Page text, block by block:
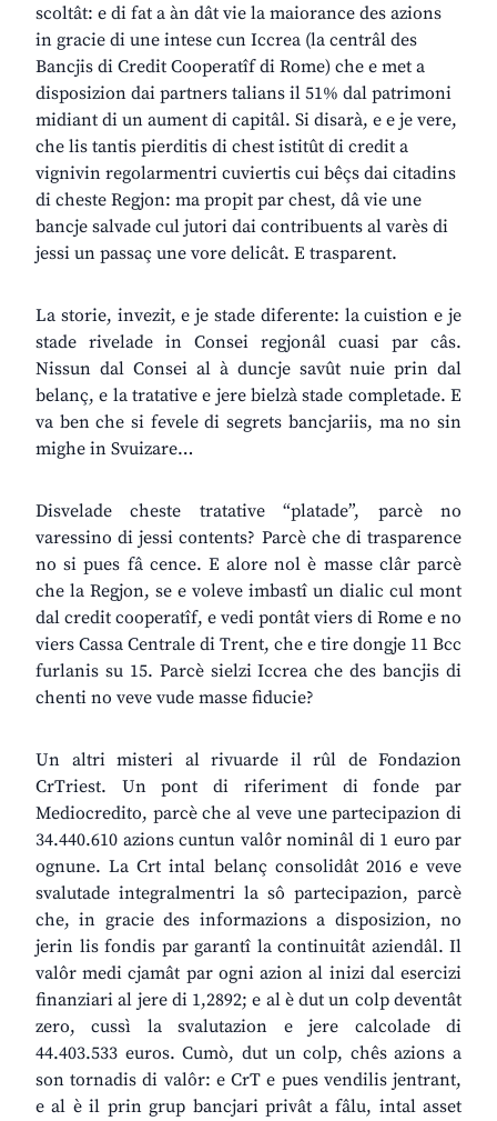
scoltât: e di fat a àn dât vie la maiorance des azions
in gracie di une intese cun Iccrea (la centrâl des
Bancjis di Credit Cooperatîf di Rome) che e met a
disposizion dai partners talians il 51% dal patrimoni
midiant di un aument di capitâl. Si disarà, e e je vere,
che lis tantis pierditis di chest istitût di credit a
vignivin regolarmentri cuviertis cui bêçs dai citadins
di cheste Regjon: ma propit par chest, dâ vie une
bancje salvade cul jutori dai contribuents al varès di
jessi un passaç une vore delicât. E trasparent.
La storie, invezit, e je stade diferente: la cuistion e je
stade rivelade in Consei regjonâl cuasi par câs.
Nissun dal Consei al à duncje savût nuie prin dal
belanç, e la tratative e jere bielzà stade completade. E
va ben che si fevele di segrets bancjariis, ma no sin
mighe in Svuizare…
Disvelade cheste tratative “platade”, parcè no
varessino di jessi contents? Parcè che di trasparence
no si pues fâ cence. E alore nol è masse clâr parcè
che la Regjon, se e voleve imbastî un dialic cul mont
dal credit cooperatîf, e vedi pontât viers di Rome e no
viers Cassa Centrale di Trent, che e tire dongje 11 Bcc
furlanis su 15. Parcè sielzi Iccrea che des bancjis di
chenti no veve vude masse fiducie?
Un altri misteri al rivuarde il rûl de Fondazion
CrTriest. Un pont di riferiment di fonde par
Mediocredito, parcè che al veve une partecipazion di
34.440.610 azions cuntun valôr nominâl di 1 euro par
ognune. La Crt intal belanç consolidât 2016 e veve
svalutade integralmentri la sô partecipazion, parcè
che, in gracie des informazions a disposizion, no
jerin lis fondis par garantî la continuitât aziendâl. Il
valôr medi cjamât par ogni azion al inizi dal esercizi
finanziari al jere di 1,2892; e al è dut un colp deventât
zero, cussì la svalutazion e jere calcolade di
44.403.533 euros. Cumò, dut un colp, chês azions a
son tornadis di valôr: e CrT e pues vendilis jentrant,
e al è il prin grup bancjari privât a fâlu, intal asset